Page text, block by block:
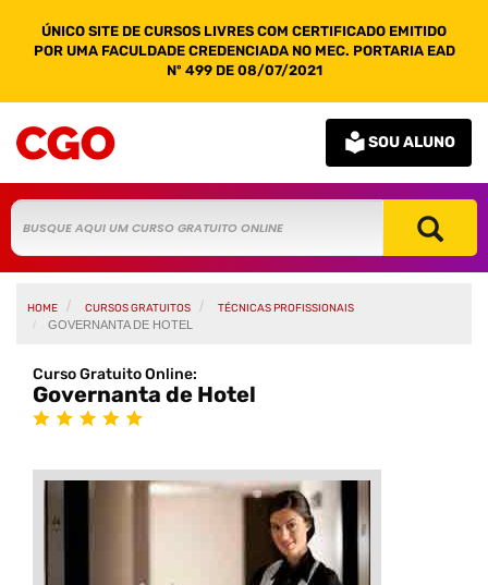
ÚNICO SITE DE CURSOS LIVRES COM CERTIFICADO EMITIDO
POR UMA FACULDADE CREDENCIADA NO MEC. PORTARIA EAD
Nº 499 DE 08/07/2021
SOU ALUNO
HOME CURSOS GRATUITOS
TÉCNICAS PROFISSIONAIS
GOVERNANTA DE HOTEL
Curso Gratuito Online:
Governanta de Hotel